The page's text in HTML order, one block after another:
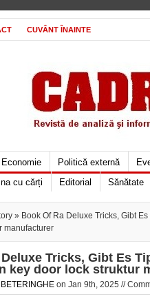
CUVÂNT ÎNAINTE
Economie Politică externă
cu cărți Editorial Sănătate
» Book Of Ra Deluxe Tricks, Gibt
manufacturer
Tricks, Gibt Es
key door lock struktur
on Jan 9th, 2025 //